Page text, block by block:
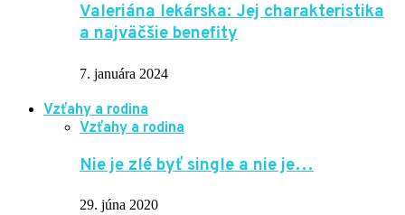
Valeriána lekárska: Jej charakteristika
a najväčšie benefity
7. januára 2024
Vzťahy a rodina
Vzťahy a rodina
Nie je zlé byť single a nie je…
29. júna 2020